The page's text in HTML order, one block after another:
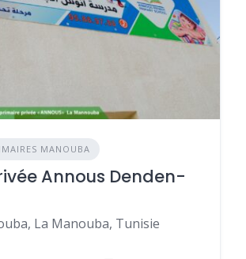
MANOUBA
Annous Denden-
La Manouba, Tunisie